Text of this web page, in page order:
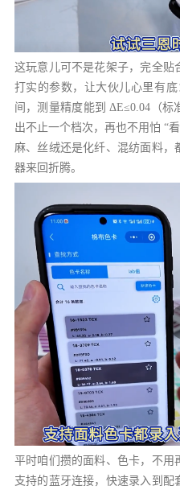
这玩意儿可不是花架子，完全贴
打实的参数，让大伙儿心里有
间，测量精度能到 ΔE≤0.04（标
出不止一个档次，再也不用怕 “
麻、丝绒还是化纤、混纺面料，
器来回折腾。
平时咱们攒的面料、色卡，不用
支持的蓝牙连接，快速录入到配